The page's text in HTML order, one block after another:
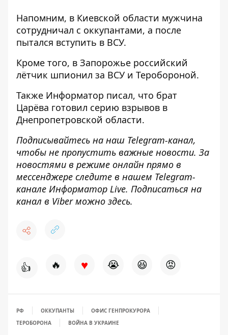
Напомним, в Киевской области мужчина
сотрудничал с оккупантами, а после
пытался вступить в ВСУ.
Кроме того, в Запорожье российский
лётчик шпионил за ВСУ и Теробороной.
Также Информатор писал, что брат
Царёва готовил серию взрывов в
Днепропетровской области.
Подписывайтесь на наш Telegram-канал,
чтобы не пропустить важные новости. За
новостями в режиме онлайн прямо в
мессенджере следите в нашем Telegram-
канале Информатор Live. Подписаться на
канал в Viber можно здесь.
👍 🔥 ♥ 😭 😆 😡
РФ ОККУПАНТЫ
ОФИС ГЕНПРОКУРОРА
ТЕРОБОРОНА
ВОЙНА В УКРАИНЕ